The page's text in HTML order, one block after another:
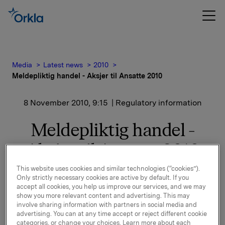
Media Latest news
2010
Meldepliktig handel - Aksjer til Ansatte 2010
8 November 2010, 9:15 | Regulatory information
Meldepliktig handel -
Aksjer til Ansatte 2010
Det vises til børsmelding av 1. november 2010 om
Aksjer til Ansatte
2010.
Kjøpskurs, og følgelig antall aksjer ervervet av
This website uses cookies and similar technologies (“cookies”).
Only strictly necessary cookies are active by default. If you
accept all cookies, you help us improve our services, and we may
show you more relevant content and advertising. This may
involve sharing information with partners in social media and
advertising. You can at any time accept or reject different cookie
categories, or change your choices. Learn more about each